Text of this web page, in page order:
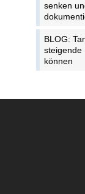
senken
BLOG:
steigende
können